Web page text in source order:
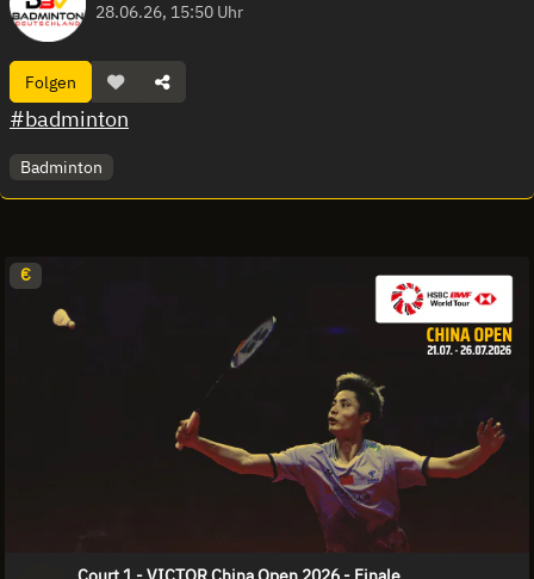
28.06.26, 15:50 Uhr
Folgen
#badminton
Badminton
€